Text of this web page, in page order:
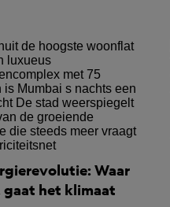
Waar
gaat het klimaat